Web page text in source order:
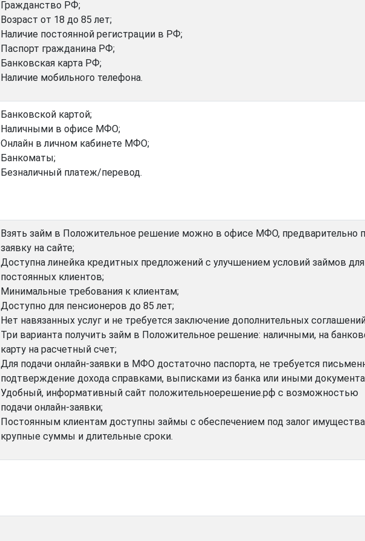
Гражданство РФ;
Возраст от 18 до 85 лет;
Наличие постоянной регистрации в РФ;
Паспорт гражданина РФ;
Банковская карта РФ;
Наличие мобильного телефона.
Банковской картой;
Наличными в офисе МФО;
Онлайн в личном кабинете МФО;
Банкоматы;
Безналичный платеж/перевод.
Взять займ в Положительное решение можно в офисе МФО, предварительно
заявку на сайте;
Доступна линейка кредитных предложений с улучшением условий займов для
постоянных клиентов;
Минимальные требования к клиентам;
Доступно для пенсионеров до 85 лет;
Нет навязанных услуг и не требуется заключение дополнительных
Три варианта получить займ в Положительное решение: наличными, на
карту на расчетный счет;
Для подачи онлайн-заявки в МФО достаточно паспорта, не требуется
подтверждение дохода справками, выписками из банка или иными
Удобный, информативный сайт положительноерешение.рф с возможностью
подачи онлайн-заявки;
Постоянным клиентам доступны займы с обеспечением под залог
крупные суммы и длительные сроки.